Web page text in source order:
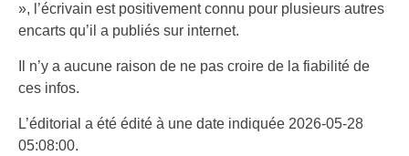
», l’écrivain est positivement connu pour plusieurs autres
encarts qu’il a publiés sur internet.
Il n’y a aucune raison de ne pas croire de la fiabilité de
ces infos.
L’éditorial a été édité à une date indiquée 2026-05-28
05:08:00.